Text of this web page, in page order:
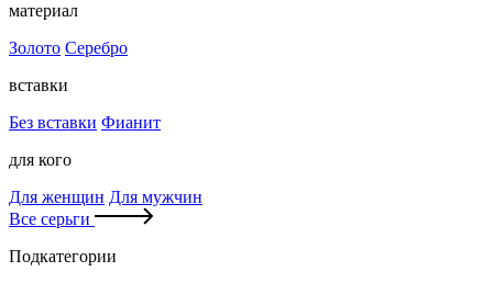
материал
Золото Серебро
вставки
Без вставки Фианит
для кого
Для женщин Для мужчин
Все серьги
Подкатегории